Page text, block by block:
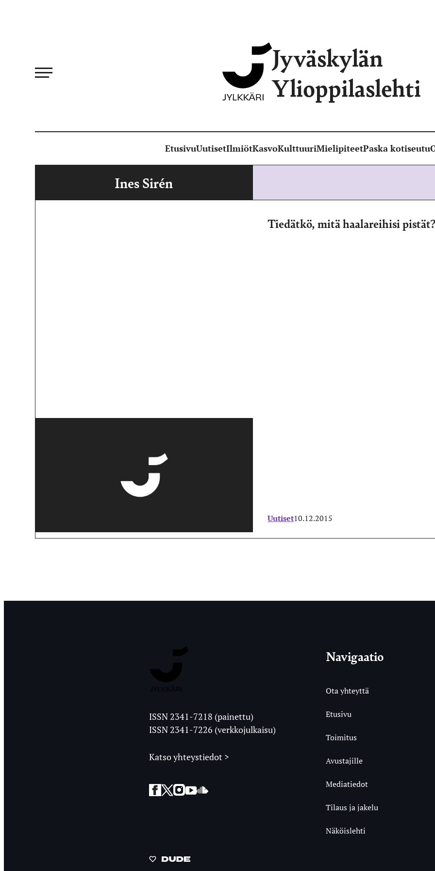
Jyväskylän
Ylioppilaslehti
EtusivuUutisetIlmiötKasvoKulttuuriMielipiteetPaska kotiseutu
Ines Sirén
Tiedätkö, mitä haalareihisi
Uutiset10.12.2015
Ylioppilaslehti
ISSN 2341-7218 (painettu)
ISSN 2341-7226 (verkkojulkaisu)
Katso yhteystiedot >
Facebook
Twitter
Instagram
YouTubeSoundCloud
Navigaatio
Ota yhteyttä
Etusivu
Toimitus
Avustajille
Mediatiedot
Tilaus ja jakelu
Näköislehti